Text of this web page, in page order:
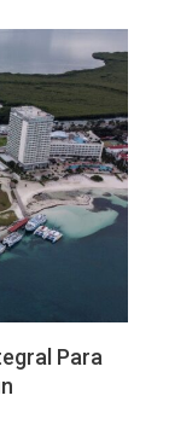
Para